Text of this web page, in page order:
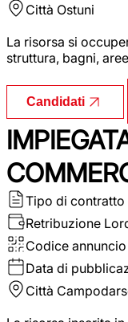
Città Ostuni
La risorsa si
struttura, bagni,
Candidati
Tipo di contratto
Retribuzione
Codice annuncio
Data di
Città